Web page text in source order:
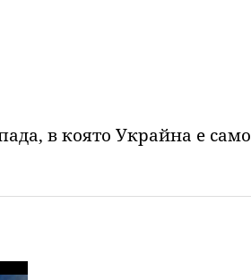
в която Украйна е само